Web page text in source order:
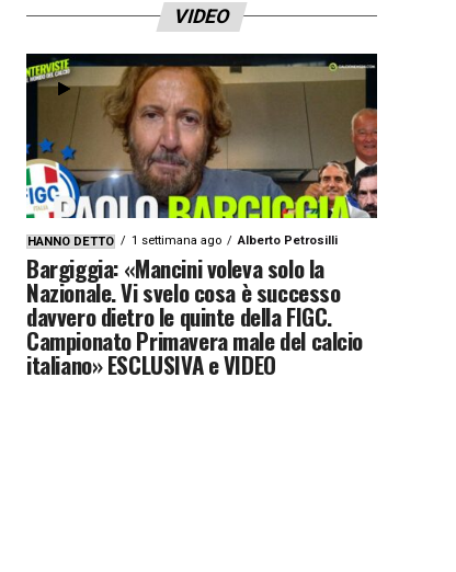
VIDEO
HANNO DETTO 1 settimana ago Alberto Petrosilli
Bargiggia: «Mancini voleva solo la
Nazionale. Vi svelo cosa è successo
davvero dietro le quinte della FIGC.
Campionato Primavera male del calcio
italiano» ESCLUSIVA e VIDEO